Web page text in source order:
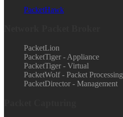
PacketHawk
PacketLion
PacketTiger - Appliance
PacketTiger - Virtual
PacketWolf - Packet Processing
PacketDirector - Management